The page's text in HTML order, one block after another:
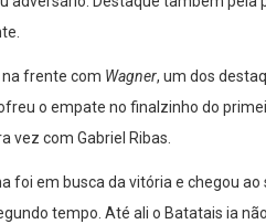
na frente com Wagner, um dos
o empate no finalzinho do
vez com Gabriel Ribas.
foi em busca da vitória e chegou
tempo. Até ali o Batatais ia